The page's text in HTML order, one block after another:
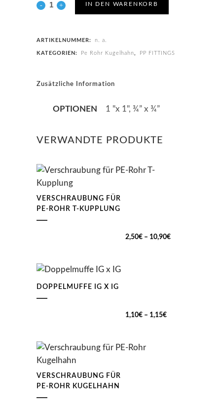
IN DEN WARENKORB
ARTIKELNUMMER: n. a.
KATEGORIEN: Pe Rohr Kugelhahn PP FITTINGS
Zusätzliche Information
OPTIONEN 1 "x 1", ¾” x ¾”
VERWANDTE PRODUKTE
VERSCHRAUBUNG FÜR
PE-ROHR T-KUPPLUNG
2,50€ – 10,90€Preisspanne:
DOPPELMUFFE IG X IG
1,10€ – 1,15€Preisspanne:
VERSCHRAUBUNG FÜR
PE-ROHR KUGELHAHN